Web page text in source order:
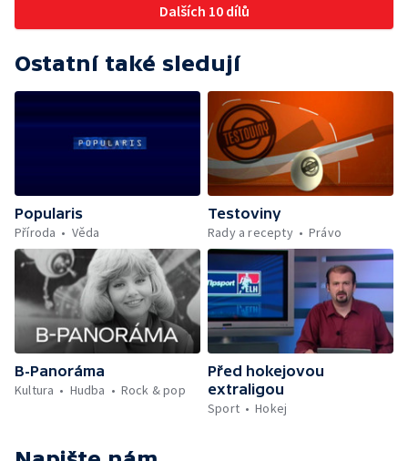
Dalších 10 dílů
Ostatní také sledují
Popularis
Příroda
Věda
Testoviny
Rady a recepty
Právo
B-Panoráma
Kultura
Hudba Rock & pop
Před hokejovou
extraligou
Sport
Hokej